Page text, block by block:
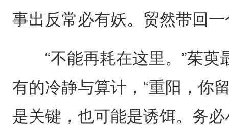
事出反常必有妖。贸然带回
“不能再耗在这里。”茱萸
有的冷静与算计，“重阳，你
是关键，也可能是诱饵。务